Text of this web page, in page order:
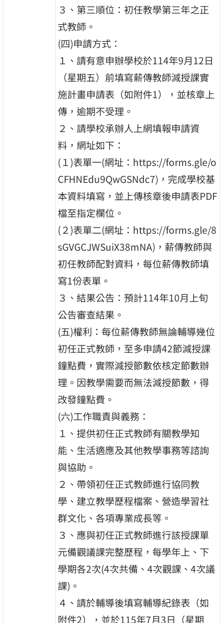
３、第三順位：初任教學第三年之正
式教師。
(四)申請方式：
１、請有意申辦學校於114年9月12日
（星期五）前填寫薪傳教師減授課實
施計畫申請表（如附件1），並核章上
傳，逾期不受理。
２、請學校承辦人上網填報申請資
料，網址如下：
(１)表單一(網址：https://forms.gle/o
CFHNEdu9QwGSNdc7)，完成學校基
本資料填寫，並上傳核章後申請表PDF
檔至指定欄位。
(２)表單二(網址：https://forms.gle/8
sGVGCJWSuiX38mNA)，薪傳教師與
初任教師配對資料，每位薪傳教師填
寫1份表單。
３、結果公告：預計114年10月上旬
公告審查結果。
(五)權利：每位薪傳教師無論輔導幾位
初任正式教師，至多申請42節減授課
鐘點費，實際減授節數依核定節數辦
理。因教學需要而無法減授節數，得
改發鐘點費。
(六)工作職責與義務：
１、提供初任正式教師有關教學知
能、生活適應及其他教學事務等諮詢
與協助。
２、帶領初任正式教師進行協同教
學、建立教學歷程檔案、營造學習社
群文化、各項專業成長等。
３、應與初任正式教師進行該授課單
元備觀議課完整歷程，每學年上、下
學期各2次(4次共備、4次觀課、4次議
課)。
４、請於輔導後填寫輔導紀錄表（如
附件2），並於115年7月3日（星期